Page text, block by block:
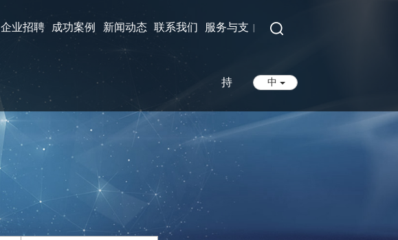
企业招聘 成功案例 新闻动态 联系我们 服务与支
持 中